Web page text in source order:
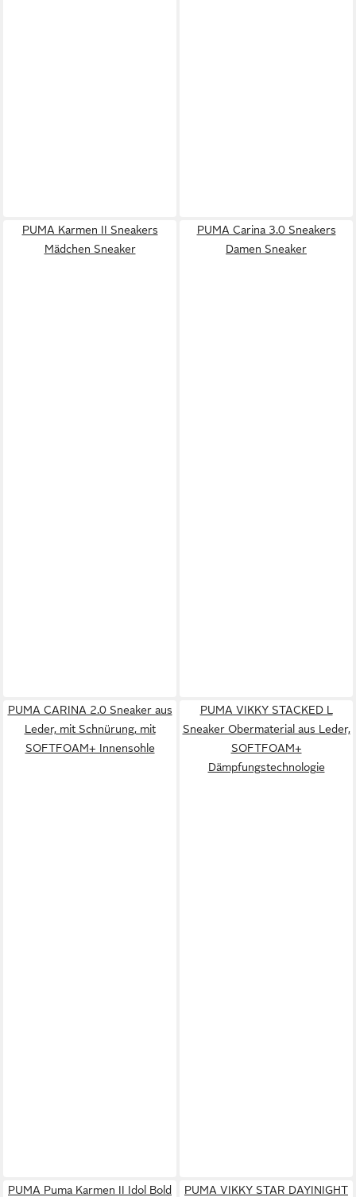
PUMA Karmen II Sneakers
Mädchen Sneaker
PUMA Carina 3.0 Sneakers
Damen Sneaker
PUMA CARINA 2.0 Sneaker aus
Leder, mit Schnürung, mit
SOFTFOAM+ Innensohle
PUMA VIKKY STACKED L
Sneaker Obermaterial aus Leder,
SOFTFOAM+
Dämpfungstechnologie
PUMA Puma Karmen II Idol Bold
PUMA VIKKY STAR DAYINIGHT